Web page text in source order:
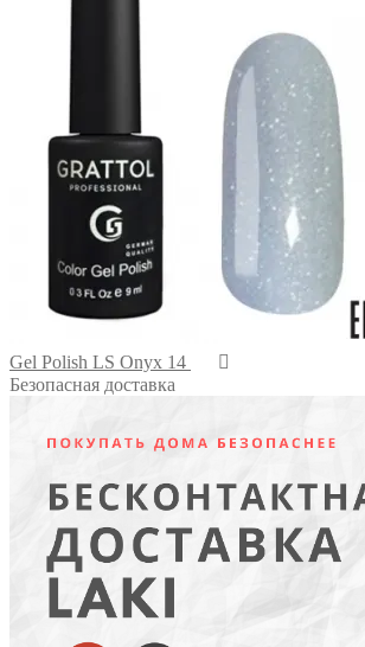
Gel Polish LS Onyx 14
Безопасная доставка